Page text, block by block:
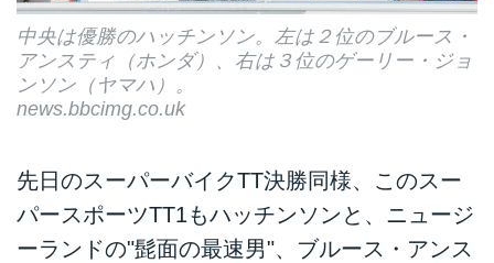
中央は優勝のハッチンソン。左は２位のブルース・
アンスティ（ホンダ）、右は３位のゲーリー・ジョ
ンソン（ヤマハ）。
news.bbcimg.co.uk
先日のスーパーバイクTT決勝同様、このスー
パースポーツTT1もハッチンソンと、ニュージ
ーランドの"髭面の最速男"、ブルース・アンス